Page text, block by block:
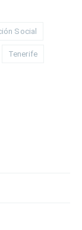
Social
Tenerife